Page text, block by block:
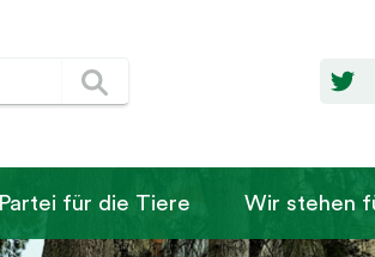
Partei für die Tiere Wir stehen